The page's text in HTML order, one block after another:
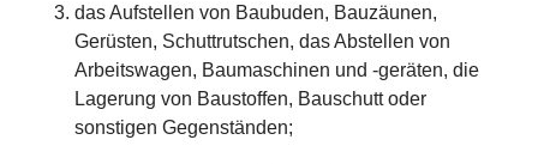
das Aufstellen von Baubuden, Bauzäunen,
Gerüsten, Schuttrutschen, das Abstellen von
Arbeitswagen, Baumaschinen und -geräten, die
Lagerung von Baustoffen, Bauschutt oder
sonstigen Gegenständen;